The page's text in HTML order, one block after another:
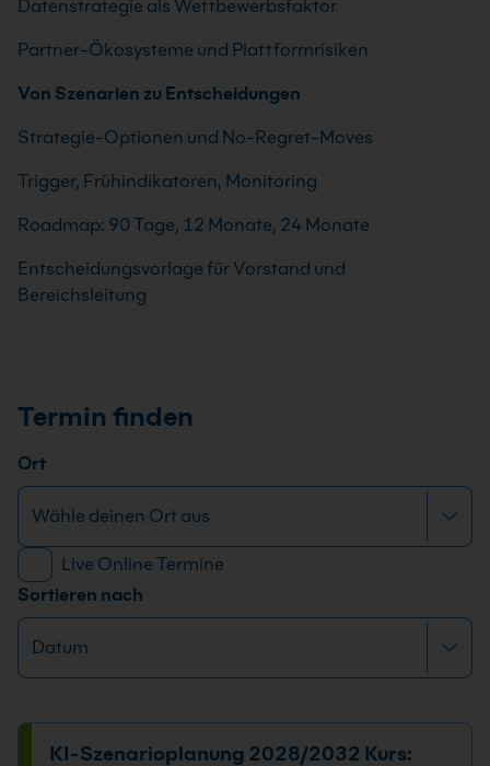
Datenstrategie als Wettbewerbsfaktor
Partner-Ökosysteme und Plattformrisiken
Von Szenarien zu Entscheidungen
Strategie-Optionen und No-Regret-Moves
Trigger, Frühindikatoren, Monitoring
Roadmap: 90 Tage, 12 Monate, 24 Monate
Entscheidungsvorlage für Vorstand und
Bereichsleitung
Termin finden
Ort
Live Online Termine
Sortieren nach
KI-Szenarioplanung 2028/2032 Kurs: